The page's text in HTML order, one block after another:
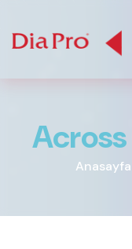
Across
Anasayfa